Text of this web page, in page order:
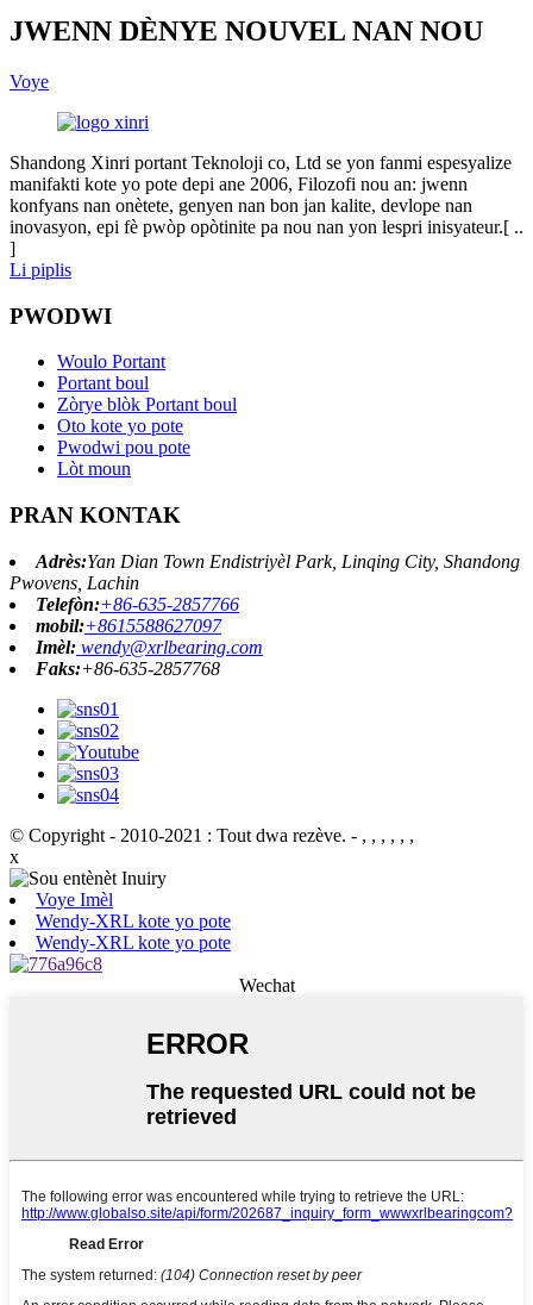
JWENN DÈNYE NOUVEL NAN NOU
Voye
Shandong Xinri portant Teknoloji co, Ltd se yon fanmi espesyalize
manifakti kote yo pote depi ane 2006, Filozofi nou an: jwenn
konfyans nan onètete, genyen nan bon jan kalite, devlope nan
inovasyon, epi fè pwòp opòtinite pa nou nan yon lespri inisyateur.[ ..
]
Li piplis
PWODWI
Woulo Portant
Portant boul
Zòrye blòk Portant boul
Oto kote yo pote
Pwodwi pou pote
Lòt moun
PRAN KONTAK
Adrès:Yan Dian Town Endistriyèl Park, Linqing City, Shandong
Pwovens, Lachin
Telefòn:+86-635-2857766
mobil:+8615588627097
Imèl: wendy@xrlbearing.com
Faks:+86-635-2857768
© Copyright - 2010-2021 : Tout dwa rezève. - , , , , , ,
x
Voye Imèl
Wendy-XRL kote yo pote
Wendy-XRL kote yo pote
Wechat